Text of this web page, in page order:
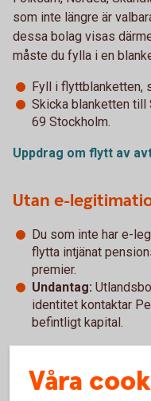
som inte längre är
dessa bolag visas
måste du fylla i en
Fyll i flyttblanketten,
Skicka blanketten till
69 Stockholm.
Uppdrag om flytt av
Utan e-
Du som inte har e-
flytta intjänat
premier.
Undantag:
identitet kontaktar
befintligt kapital.
Åse Viste
Våra